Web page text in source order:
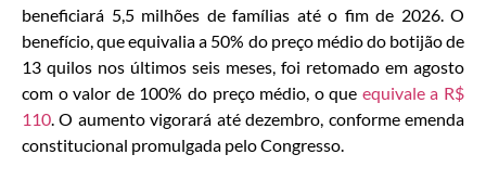
beneficiará 5,5 milhões de famílias até o fim de 2026. O
benefício, que equivalia a 50% do preço médio do botijão de
13 quilos nos últimos seis meses, foi retomado em agosto
com o valor de 100% do preço médio, o que equivale a R$
110. O aumento vigorará até dezembro, conforme emenda
constitucional promulgada pelo Congresso.